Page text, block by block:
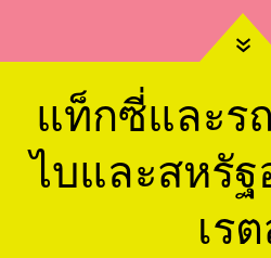
แท็กซี่และร
ไบและสหรัฐ
เร
»